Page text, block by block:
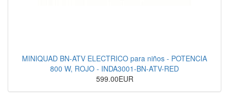
MINIQUAD BN-ATV ELECTRICO para niños - POTENCIA
800 W, ROJO - INDA3001-BN-ATV-RED
599.00EUR